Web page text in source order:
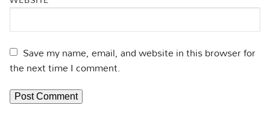
Save my name, email, and website in this browser for
the next time I comment.